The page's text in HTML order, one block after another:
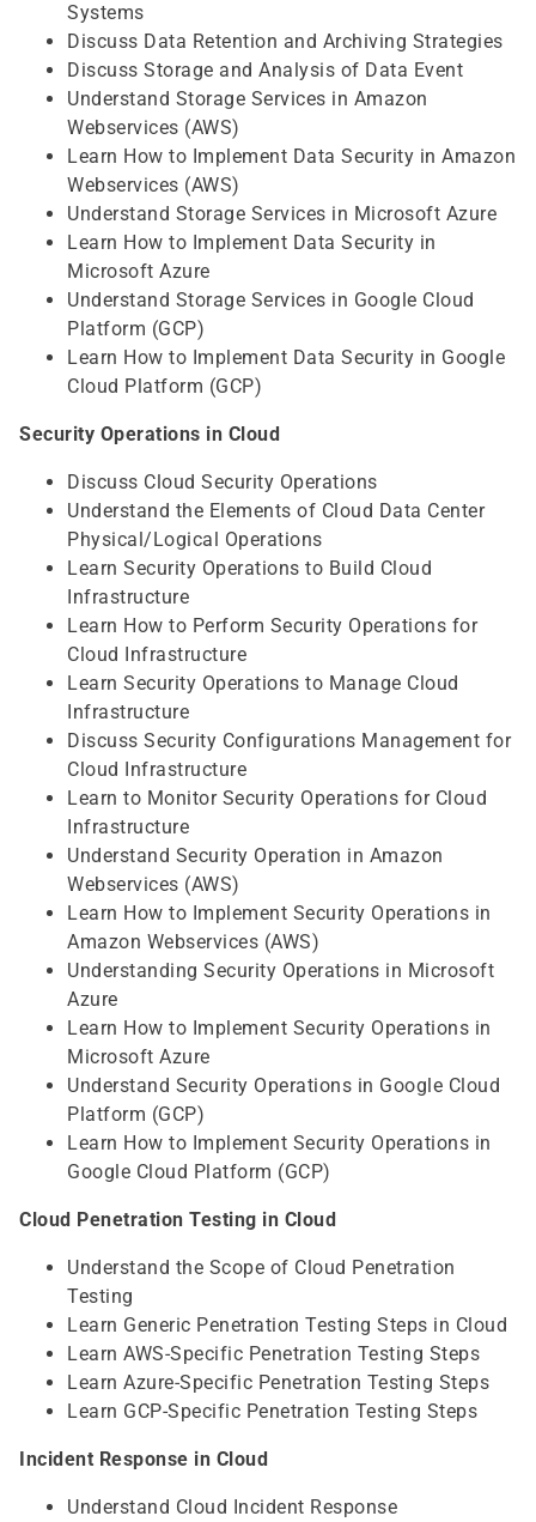
Systems
Discuss Data Retention and Archiving Strategies
Discuss Storage and Analysis of Data Event
Understand Storage Services in Amazon
Webservices (AWS)
Learn How to Implement Data Security in Amazon
Webservices (AWS)
Understand Storage Services in Microsoft Azure
Learn How to Implement Data Security in
Microsoft Azure
Understand Storage Services in Google Cloud
Platform (GCP)
Learn How to Implement Data Security in Google
Cloud Platform (GCP)
Security Operations in Cloud
Discuss Cloud Security Operations
Understand the Elements of Cloud Data Center
Physical/Logical Operations
Learn Security Operations to Build Cloud
Infrastructure
Learn How to Perform Security Operations for
Cloud Infrastructure
Learn Security Operations to Manage Cloud
Infrastructure
Discuss Security Configurations Management for
Cloud Infrastructure
Learn to Monitor Security Operations for Cloud
Infrastructure
Understand Security Operation in Amazon
Webservices (AWS)
Learn How to Implement Security Operations in
Amazon Webservices (AWS)
Understanding Security Operations in Microsoft
Azure
Learn How to Implement Security Operations in
Microsoft Azure
Understand Security Operations in Google Cloud
Platform (GCP)
Learn How to Implement Security Operations in
Google Cloud Platform (GCP)
Cloud Penetration Testing in Cloud
Understand the Scope of Cloud Penetration
Testing
Learn Generic Penetration Testing Steps in Cloud
Learn AWS-Specific Penetration Testing Steps
Learn Azure-Specific Penetration Testing Steps
Learn GCP-Specific Penetration Testing Steps
Incident Response in Cloud
Understand Cloud Incident Response